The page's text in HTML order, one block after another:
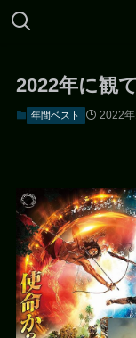
2022年に観
年間ベスト 2022